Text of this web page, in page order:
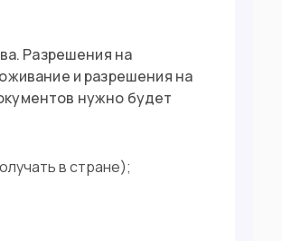
Разрешения на
и разрешения на
нужно будет
в стране);